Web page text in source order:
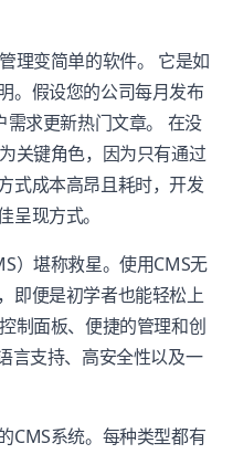
理变简单的软件。 它是如
。假设您的公司每月发布
求更新热门文章。 在没
关键角色，因为只有通过
式成本高昂且耗时，开发
呈现方式。
）堪称救星。使用CMS无
即便是初学者也能轻松上
制面板、便捷的管理和创
言支持、高安全性以及一
CMS系统。每种类型都有